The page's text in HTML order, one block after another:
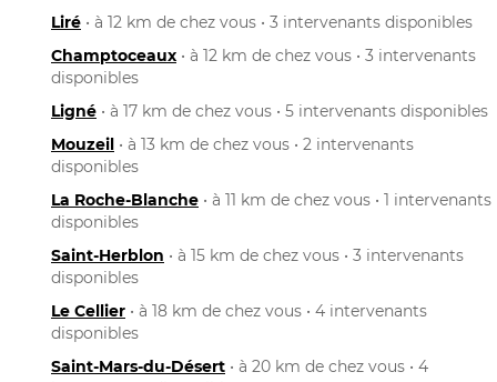
Liré • à 12 km de chez vous • 3 intervenants disponibles
Champtoceaux • à 12 km de chez vous • 3 intervenants
disponibles
Ligné • à 17 km de chez vous • 5 intervenants disponibles
Mouzeil • à 13 km de chez vous • 2 intervenants
disponibles
La Roche-Blanche • à 11 km de chez vous • 1 intervenants
disponibles
Saint-Herblon • à 15 km de chez vous • 3 intervenants
disponibles
Le Cellier • à 18 km de chez vous • 4 intervenants
disponibles
Saint-Mars-du-Désert • à 20 km de chez vous • 4